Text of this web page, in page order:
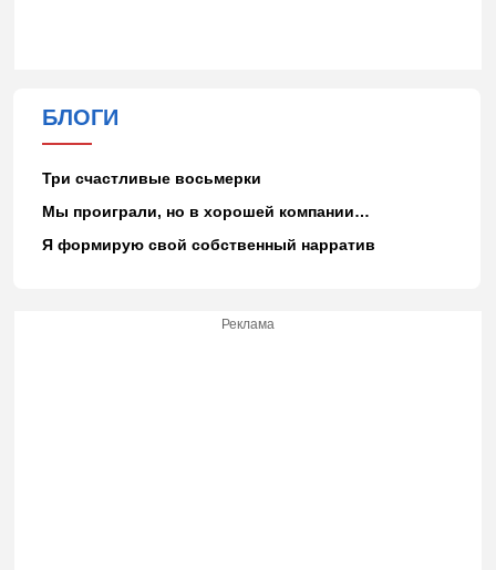
БЛОГИ
Три счастливые восьмерки
Мы проиграли, но в хорошей компании…
Я формирую свой собственный нарратив
Реклама